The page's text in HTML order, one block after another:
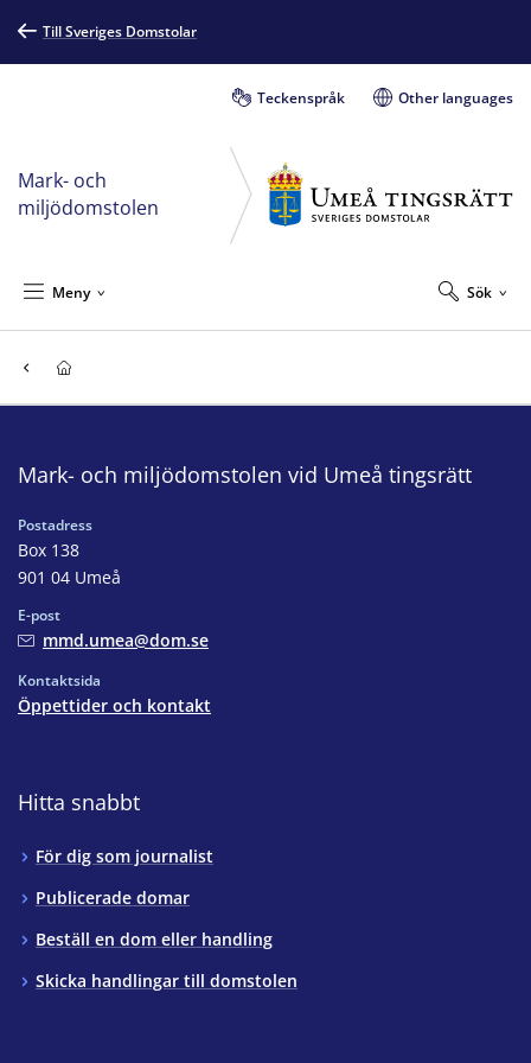
Till Sveriges Domstolar
Teckenspråk Other languages
Mark- och
miljödomstolen
Sök
Meny
Mark- och miljödomstolen vid Umeå tingsrätt
Postadress
Box 138
901 04 Umeå
E-post
mmd.umea@dom.se
Kontaktsida
Öppettider och kontakt
Hitta snabbt
För dig som journalist
Publicerade domar
Beställ en dom eller handling
Skicka handlingar till domstolen